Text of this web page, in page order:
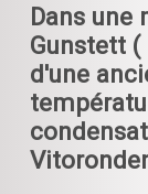
Dans une
Gunstett
d'une